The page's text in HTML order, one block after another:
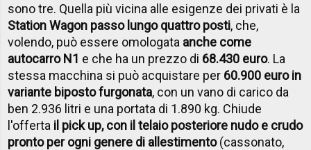
sono tre. Quella più vicina alle esigenze dei privati è la
Station Wagon passo lungo quattro posti, che,
volendo, può essere omologata anche come
autocarro N1 e che ha un prezzo di 68.430 euro. La
stessa macchina si può acquistare per 60.900 euro in
variante biposto furgonata, con un vano di carico da
ben 2.936 litri e una portata di 1.890 kg. Chiude
l'offerta il pick up, con il telaio posteriore nudo e crudo
pronto per ogni genere di allestimento(cassonato,